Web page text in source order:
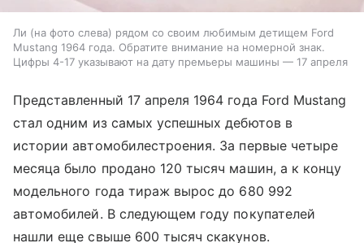
Ли (на фото слева) рядом со своим любимым детищем Ford
Mustang 1964 года. Обратите внимание на номерной знак.
Цифры 4-17 указывают на дату премьеры машины — 17 апреля
Представленный 17 апреля 1964 года Ford Mustang
стал одним из самых успешных дебютов в
истории автомобилестроения. За первые четыре
месяца было продано 120 тысяч машин, а к концу
модельного года тираж вырос до 680 992
автомобилей. В следующем году покупателей
нашли еще свыше 600 тысяч скакунов.